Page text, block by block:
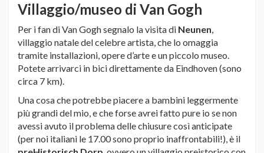
Villaggio/museo di Van Gogh
Per i fan di Van Gogh segnalo la visita di Neunen,
villaggio natale del celebre artista, che lo omaggia
tramite installazioni, opere d’arte e un piccolo museo.
Potete arrivarci in bici direttamente da Eindhoven (sono
circa 7 km).
Una cosa che potrebbe piacere a bambini leggermente
più grandi del mio, e che forse avrei fatto pure io se non
avessi avuto il problema delle chiusure così anticipate
(per noi italiani le 17.00 sono proprio inaffrontabili!), è il